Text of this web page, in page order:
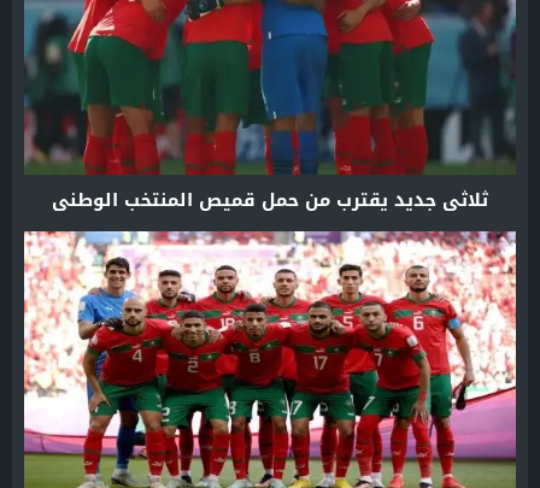
ثلاثي جديد يقترب من حمل قميص المنتخب الوطني